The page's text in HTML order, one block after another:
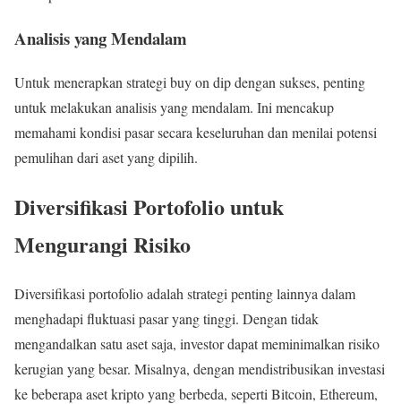
Analisis yang Mendalam
Untuk menerapkan strategi buy on dip dengan sukses, penting
untuk melakukan analisis yang mendalam. Ini mencakup
memahami kondisi pasar secara keseluruhan dan menilai potensi
pemulihan dari aset yang dipilih.
Diversifikasi Portofolio untuk
Mengurangi Risiko
Diversifikasi portofolio adalah strategi penting lainnya dalam
menghadapi fluktuasi pasar yang tinggi. Dengan tidak
mengandalkan satu aset saja, investor dapat meminimalkan risiko
kerugian yang besar. Misalnya, dengan mendistribusikan investasi
ke beberapa aset kripto yang berbeda, seperti Bitcoin, Ethereum,